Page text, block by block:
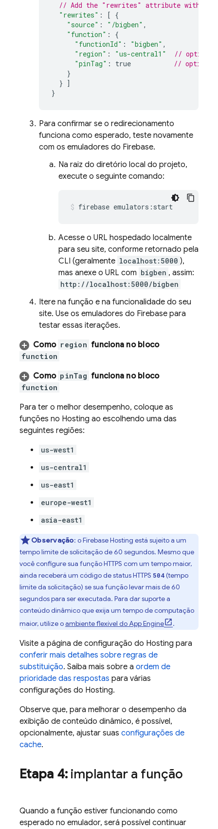
// Add the "rewrites" attribute within
"rewrites" : [ {
"source" : "/bigben" ,
"function" :
{
"functionId" : "bigben" ,
"region" : "us-central1"
// optional
"pinTag" : true
// optional
}
} ]
}
Para confirmar se o redirecionamento
funciona como esperado, teste novamente
com os emuladores do Firebase.
Na raiz do diretório local do projeto,
execute o seguinte comando:
firebase emulators:start
Acesse o URL hospedado localmente
para seu site, conforme retornado pela
CLI (geralmente localhost:5000 ),
mas anexe o URL com bigben , assim:
http://localhost:5000/bigben
Itere na função e na funcionalidade do seu
site. Use os emuladores do Firebase para
testar essas iterações.
Como region funciona no bloco
function
Como pinTag funciona no bloco
function
Para ter o melhor desempenho, coloque as
funções no Hosting ao escolhendo uma das
seguintes regiões:
us-west1
us-central1
us-east1
europe-west1
asia-east1
Observação: oFirebase Hosting está sujeito a um
tempo limite de solicitação de 60 segundos. Mesmo que
você configure sua função HTTPS com um tempo maior,
ainda receberá um código de status HTTPS 504(tempo
limite da solicitação) se sua função levar mais de 60
segundos para ser executada. Para dar suporte a
conteúdo dinâmico que exija um tempo de computação
maior, utilize oambiente flexível doApp Engine .
Visite a página de configuração do Hosting para
conferir mais detalhes sobre regras de
substituição. Saiba mais sobre a ordem de
prioridade das respostas para várias
configurações do Hosting.
Observe que, para melhorar o desempenho da
exibição de conteúdo dinâmico, é possível,
opcionalmente, ajustar suas configurações de
cache.
Etapa 4: implantar a função
Quando a função estiver funcionando como
esperado no emulador, será possível continuar